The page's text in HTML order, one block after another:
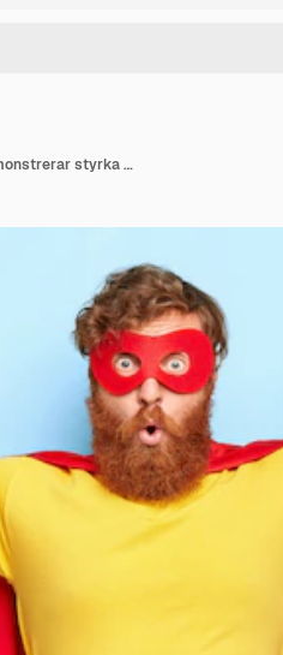
Emotionell förvånad manlig hjälte har ädla egenskaper, demonstrerar styrka med lyfta armar